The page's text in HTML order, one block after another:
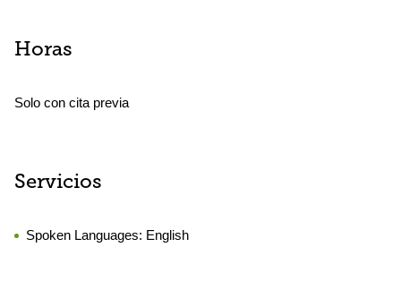
Horas
Solo con cita previa
Servicios
Spoken Languages: English